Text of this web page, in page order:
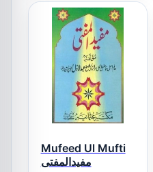
Mufeed Ul Mufti
مفیدالمفتی